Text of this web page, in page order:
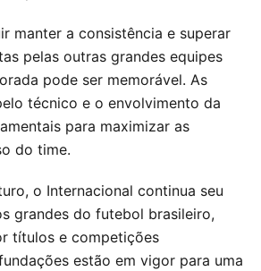
manter a consistência e superar
pelas outras grandes equipes
pode ser memorável. As
técnico e o envolvimento da
para maximizar as
do time.
o Internacional continua seu
grandes do futebol brasileiro,
títulos e competições
estão em vigor para uma